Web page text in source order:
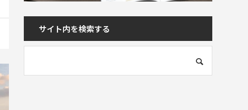
サイト内を検索する